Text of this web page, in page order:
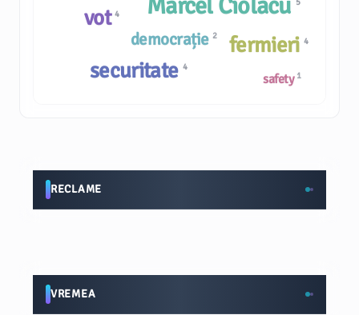
Marcel Ciolacu
safety 1
democrație 2 fermieri 4
vot4
securitate 4
RECLAME
VREMEA